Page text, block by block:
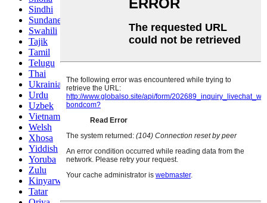
Sindhi
Sundanese
Swahili
Tajik
Tamil
Telugu
Thai
Ukrainian
Urdu
Uzbek
Vietnamese
Welsh
Xhosa
Yiddish
Yoruba
Zulu
Kinyarwanda
Tatar